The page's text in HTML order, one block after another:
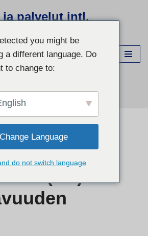
palvelut intl.
phyto- &
- fallbezogene
und Beratung
(RL) biosaatavuuden analyysi
(RL)
you might be
a different language. Do
to change to:
Change Language
do not switch language